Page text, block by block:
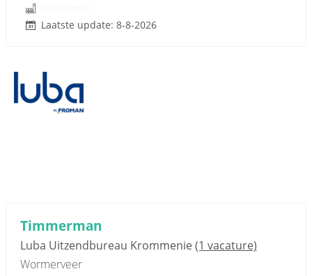
Laatste update: 8-8-2026
Timmerman
Luba Uitzendbureau Krommenie(1 vacature)
Wormerveer